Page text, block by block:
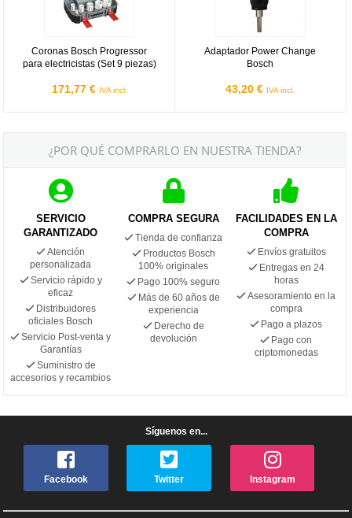
Coronas Bosch Progressor
para electricistas (Set 9 piezas)
171,77 € IVA incl.
Adaptador Power Change
Bosch
43,20 € IVA incl.
¿POR QUÉ COMPRARLO EN NUESTRA TIENDA?
SERVICIO
GARANTIZADO
Atención
personalizada
Servicio rápido y
eficaz
Distribuidores
oficiales Bosch
Servicio Post-venta y
Garantías
Suministro de
accesorios y recambios
COMPRA SEGURA
Tienda de confianza
Productos Bosch
100% originales
Pago 100% seguro
Más de 60 años de
experiencia
Derecho de
devolución
FACILIDADES EN LA
COMPRA
Envíos gratuitos
Entregas en 24
horas
Asesoramiento en la
compra
Pago a plazos
Pago con
criptomonedas
Síguenos en...
Facebook Twitter Instagram